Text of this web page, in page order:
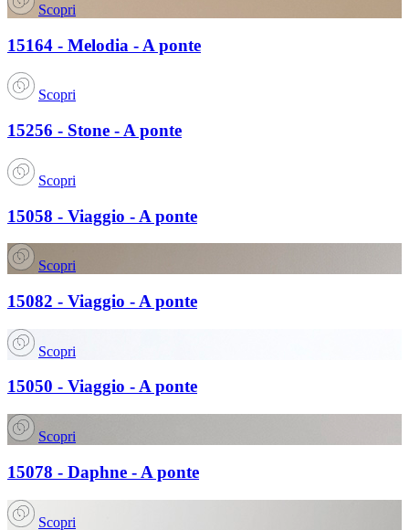
Scopri
15164 - Melodia - A ponte
Scopri
15256 - Stone - A ponte
Scopri
15058 - Viaggio - A ponte
Scopri
15082 - Viaggio - A ponte
Scopri
15050 - Viaggio - A ponte
Scopri
15078 - Daphne - A ponte
Scopri